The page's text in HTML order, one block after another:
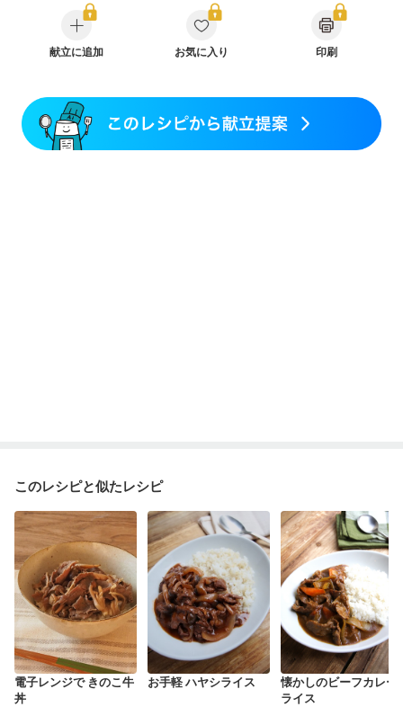
CKD（ステージ２）
乳がん（抗がん剤治療中）
乳がん（ホルモン療法中）
乳がん（放射線治療中）
乳がん治療を終えた方・経過観察中の方など
ニキビ・肌荒れ
献立に追加 お気に入り 印刷
このレシピと似たレシピ
電子レンジで きのこ牛
丼
お手軽 ハヤシライス
懐かしのビーフカレー
ライス